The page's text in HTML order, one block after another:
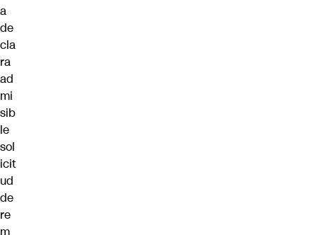
a
de
cla
ra
ad
mi
sib
le
sol
icit
ud
de
re
m